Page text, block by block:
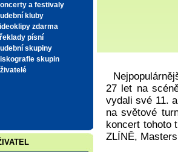
a festivaly
kluby
zdarma
písní
skupiny
skupin
27 let na
vydali své 11.
na světové
koncert tohoto
ZLÍNĚ,